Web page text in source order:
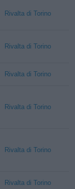
Rivalta di Torino
Rivalta di Torino
Rivalta di Torino
Rivalta di Torino
Rivalta di Torino
Rivalta di Torino